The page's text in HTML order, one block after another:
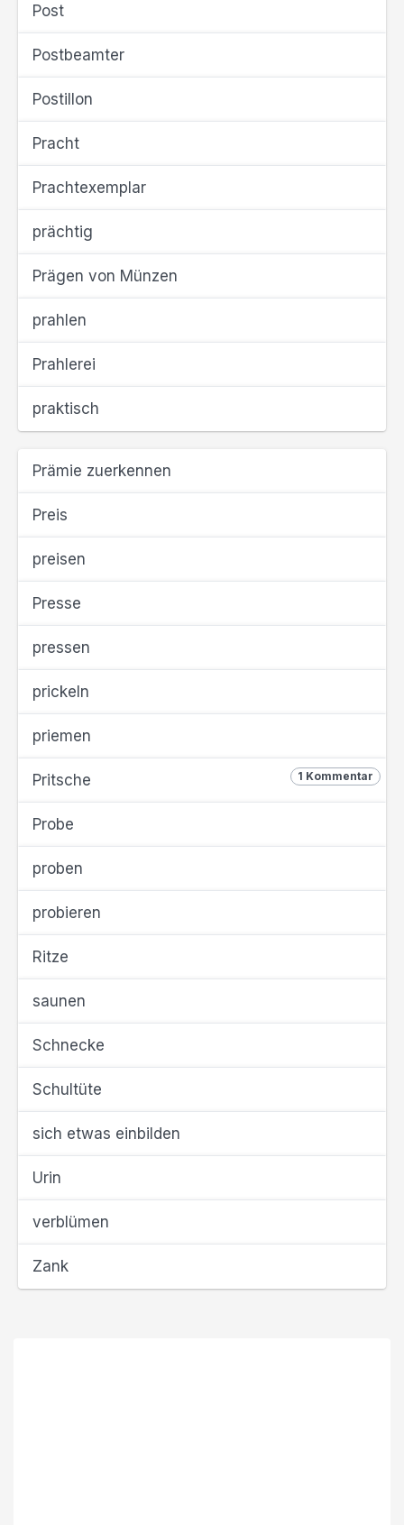
Post
Postbeamter
Postillon
Pracht
Prachtexemplar
prächtig
Prägen von Münzen
prahlen
Prahlerei
praktisch
Prämie zuerkennen
Preis
preisen
Presse
pressen
prickeln
priemen
1 Kommentar
Pritsche
Probe
proben
probieren
Ritze
saunen
Schnecke
Schultüte
sich etwas einbilden
Urin
verblümen
Zank